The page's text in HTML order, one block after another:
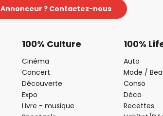
Annonceur ? Contactez-nous
100% Culture
Cinéma
Concert
Découverte
Expo
Livre - musique
100%
Auto
Mode /
Conso
Déco
Recettes